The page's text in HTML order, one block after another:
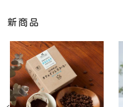
コラム・スタッフのおすすめ
ご利用ガイド等
アカウント情報
ようこそ ゲスト 様
新商品